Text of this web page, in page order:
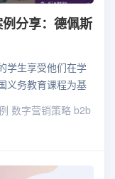
分享：德佩斯
学生享受他们在学
义务教育课程为基
数字营销策略 b2b